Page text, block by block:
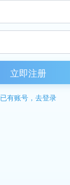
立即注册
已有账号，去登录